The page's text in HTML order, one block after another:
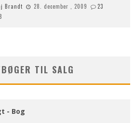
Brandt 28. december , 2009
23
TIL SALG
- Bog